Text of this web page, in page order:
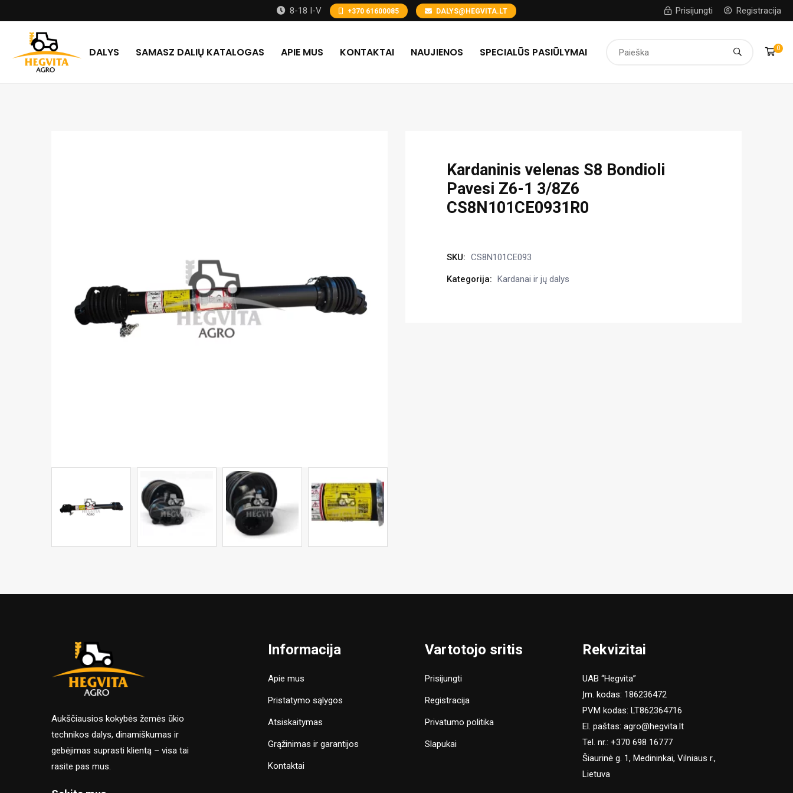
8-18 I-V +370 61600085 DALYS@HEGVITA.LT Prisijungti Registracija
DALYS SAMASZ DALIŲ KATALOGAS APIE MUS KONTAKTAI NAUJIENOS SPECIALŪS PASIŪLYMAI 0
Kardaninis velenas S8 Bondioli
Pavesi Z6-1 3/8Z6
CS8N101CE0931R0
SKU: CS8N101CE093
Kategorija: Kardanai ir jų dalys
Aukščiausios kokybės žemės ūkio
technikos dalys, dinamiškumas ir
gebėjimas suprasti klientą – visa tai
rasite pas mus.
Informacija
Apie mus
Pristatymo sąlygos
Atsiskaitymas
Grąžinimas ir garantijos
Kontaktai
Vartotojo sritis
Prisijungti
Registracija
Privatumo politika
Slapukai
Rekvizitai
UAB “Hegvita”
Įm. kodas: 186236472
PVM kodas: LT862364716
El. paštas: agro@hegvita.lt
Tel. nr.: +370 698 16777
Šiaurinė g. 1, Medininkai, Vilniaus r.,
Lietuva